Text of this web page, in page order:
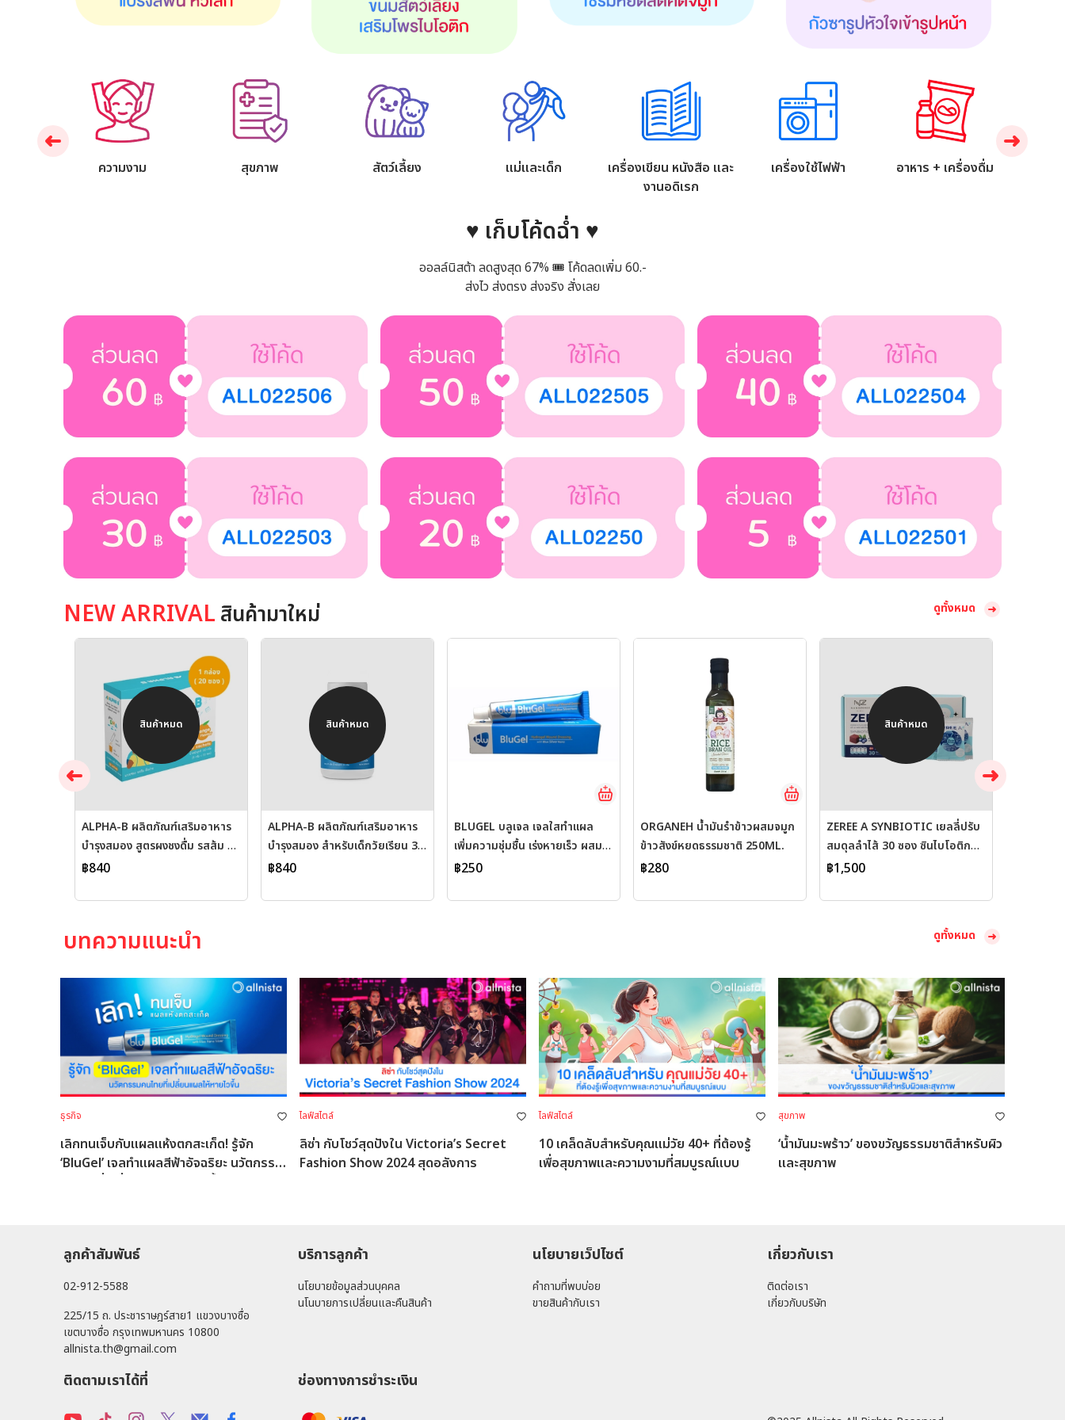
ความงาม สุขภาพ สัตว์เลี้ยง แม่และเด็ก
เครื่องเขียน หนังสือ และ
งานอดิเรก
เครื่องใช้ไฟฟ้า อาหาร + เครื่องดื่ม
♥ เก็บโค้ดฉ่ำ ♥
ออลล์นิสต้า ลดสูงสุด 67% 🎟 โค้ดลดเพิ่ม 60.-
ส่งไว ส่งตรง ส่งจริง สั่งเลย
NEW ARRIVAL สินค้ามาใหม่ ดูทั้งหมด
สินค้าหมด
ALPHA-B ผลิตภัณฑ์เสริมอาหาร
บำรุงสมอง สูตรผงชงดื่ม รสส้ม 20
ซอง | เสริมสมาธิ เพิ่มความจำ
฿840
สินค้าหมด
ALPHA-B ผลิตภัณฑ์เสริมอาหาร
บำรุงสมอง สำหรับเด็กวัยเรียน 30
เม็ด | เพิ่มสมาธิ เสริมความจำ
฿840
BLUGEL บลูเจล เจลใสทำแผล
เพิ่มความชุ่มชื้น เร่งหายเร็ว ผสม
นาโนซิลเวอร์ ป้องกันแผลติดเชื้อ
฿250
ORGANEH น้ำมันรำข้าวผสมจมูก
ข้าวสังข์หยดธรรมชาติ 250ML.
฿280
สินค้าหมด
ZEREE A SYNBIOTIC เยลลี่ปรับ
สมดุลลำไส้ 30 ซอง ซินไบโอติก
ส์กัมมี่ (โพรไบโอติก + พรีไบโอติก)
฿1,500
บทความแนะนำ ดูทั้งหมด
ธุรกิจ
เลิกทนเจ็บกับแผลแห้งตกสะเก็ด! รู้จัก
‘BluGel’ เจลทำแผลสีฟ้าอัจฉริยะ นวัตกรรม
ไลฟ์สไตล์
ลิซ่า กับโชว์สุดปังใน Victoria’s Secret
Fashion Show 2024 สุดอลังการ
ไลฟ์สไตล์
10 เคล็ดลับสำหรับคุณแม่วัย 40+ ที่ต้องรู้
เพื่อสุขภาพและความงามที่สมบูรณ์แบบ
สุขภาพ
‘น้ำมันมะพร้าว’ ของขวัญธรรมชาติสำหรับผิว
และสุขภาพ
ลูกค้าสัมพันธ์
02-912-5588
225/15 ถ. ประชาราษฎร์สาย1 แขวงบางซื่อ
เขตบางซื่อ กรุงเทพมหานคร 10800
allnista.th@gmail.com
บริการลูกค้า
นโยบายข้อมูลส่วนบุคคล
นโนบายการเปลี่ยนและคืนสินค้า
นโยบายเว็ปไซต์
คำถามที่พบบ่อย
ขายสินค้ากับเรา
เกี่ยวกับเรา
ติดต่อเรา
เกี่ยวกับบริษัท
ติดตามเราได้ที่ ช่องทางการชำระเงิน